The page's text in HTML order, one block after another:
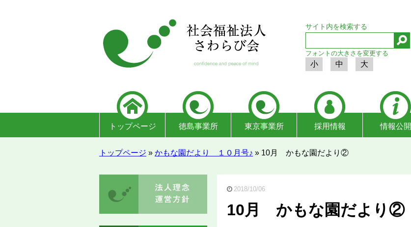
サイト内を検索する
フォントの大きさを変更する
小 中 大
トップページ 徳島事業所 東京事業所 採用情報 情報公開
トップページ » かもな園だより １０月号♪ » 10月 かもな園だより②
2018/10/06
10月 かもな園だより②